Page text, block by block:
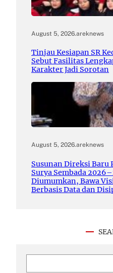
August 5, 2026.areknews
Tinjau Kesiapan SR
Sebut Fasilitas
Karakter Jadi Sorotan
August 5, 2026.areknews
Susunan Direksi Baru
Surya Sembada
Diumumkan, Bawa
Berbasis Data dan